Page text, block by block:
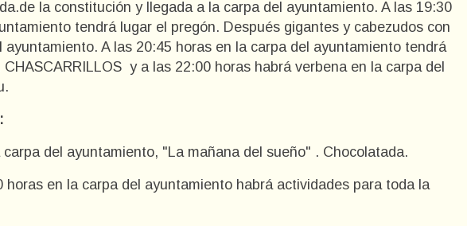
la constitución y llegada a la carpa del ayuntamiento. A las 19:30
tendrá lugar el pregón. Después gigantes y cabezudos con
ayuntamiento. A las 20:45 horas en la carpa del ayuntamiento tendrá
CHASCARRILLOS y a las 22:00 horas habrá verbena en la carpa del
del ayuntamiento, "La mañana del sueño" . Chocolatada.
horas en la carpa del ayuntamiento habrá actividades para toda la